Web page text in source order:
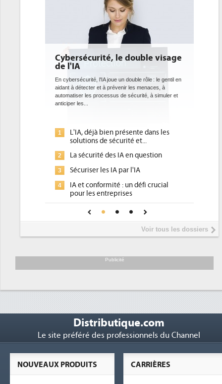
Cybersécurité, le double visage
de l'IA
En cybersécurité, l'IA joue un double rôle : le gentil en
aidant à détecter et à prévenir les menaces, à
automatiser les processus de sécurité, à simuler et
anticiper les...
1
L'IA, déjà bien présente dans les
solutions de sécurité et...
2 La sécurité des IA en question
3 Sécuriser les IA par l'IA
4
IA et conformité : un défi crucial
pour les entreprises
Une IA de confiance pour une IA
plus sûre ?
Voir tous les dossiers
Publicité
Distributique.com
Le site préféré des professionnels du Channel
CARRIÈRES
NOUVEAUX PRODUITS